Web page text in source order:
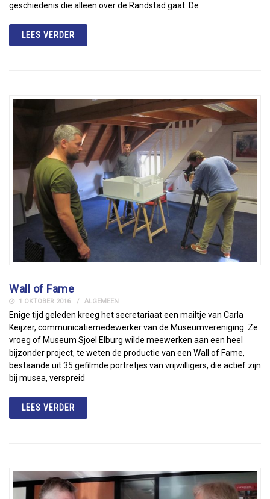
geschiedenis die alleen over de Randstad gaat. De
LEES VERDER
Wall of Fame
1 OKTOBER 2016 ALGEMEEN
Enige tijd geleden kreeg het secretariaat een mailtje van Carla
Keijzer, communicatiemedewerker van de Museumvereniging. Ze
vroeg of Museum Sjoel Elburg wilde meewerken aan een heel
bijzonder project, te weten de productie van een Wall of Fame,
bestaande uit 35 gefilmde portretjes van vrijwilligers, die actief zijn
bij musea, verspreid
LEES VERDER